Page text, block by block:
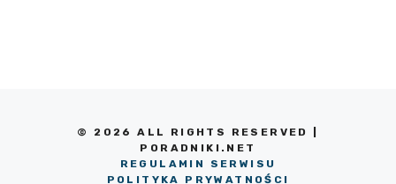
© 2026 ALL RIGHTS RESERVED |
PORADNIKI.NET
REGULAMIN SERWISU
POLITYKA PRYWATNOŚCI